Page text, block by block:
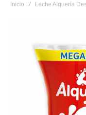
Inicio Leche Alquería